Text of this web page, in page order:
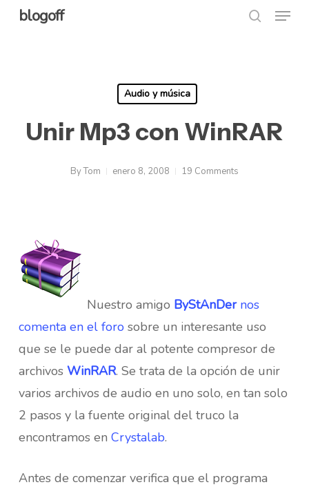
Skipblogoff Menu
Audio y música
Unir Mp3 con WinRAR
ByTom enero 8, 2008 19 Comments
Nuestro amigo ByStAnDer nos
comenta en el forosobre un interesante uso
que se le puede dar al potente compresor de
archivos WinRAR. Se trata de la opción de unir
varios archivos de audio en uno solo, en tan solo
2 pasos y la fuente original del truco la
encontramos en Crystalab.
Antes de comenzar verifica que el programa